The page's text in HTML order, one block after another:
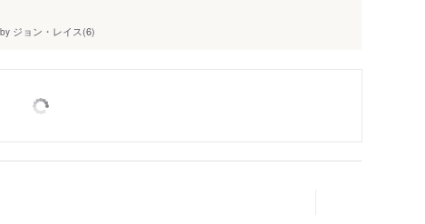
by ジョン・レイス(6)